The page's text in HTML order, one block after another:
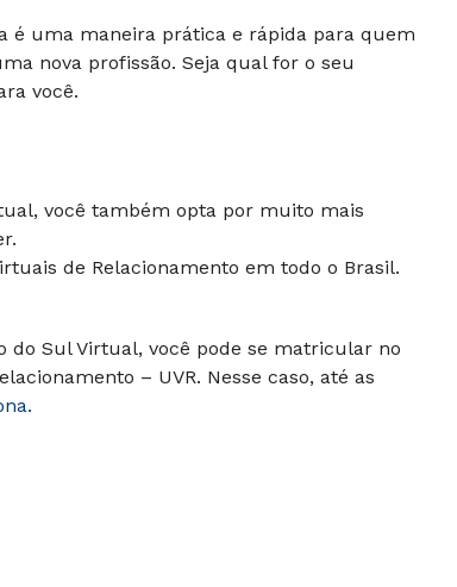
é uma maneira prática e rápida para quem
nova profissão. Seja qual for o seu
você.
você também opta por muito mais
de Relacionamento em todo o Brasil.
do Sul Virtual, você pode se matricular no
– UVR. Nesse caso, até as